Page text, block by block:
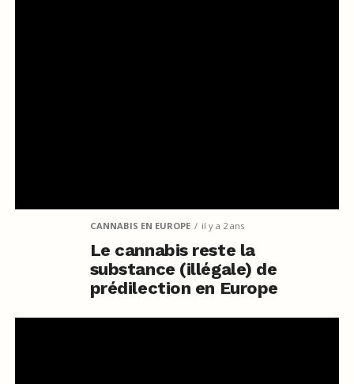
CANNABIS EN EUROPE il y a 2 ans
Le cannabis reste la
substance (illégale) de
prédilection en Europe